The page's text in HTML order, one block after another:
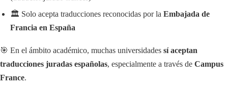
🏛️ Solo acepta traducciones reconocidas por la Embajada de
Francia en España
🎯 En el ámbito académico, muchas universidades sí aceptan
traducciones juradas españolas, especialmente a través de Campus
France.